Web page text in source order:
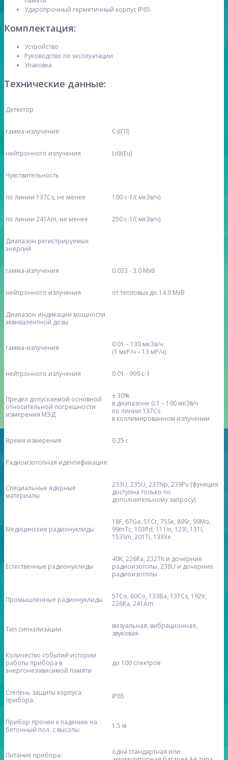
Ударопрочный герметичный корпус IP65
Комплектация:
Устройство
Руководство по эксплуатации
Упаковка
Технические данные:
Детектор
гамма-излучения CsI(Tl)
нейтронного излучения Li6I(Eu)
Чувствительность
по линии 137Сs, не менее 100 с-1/( мкЗв/ч)
по линии 241Am, не менее 250 с-1/( мкЗв/ч)
Диапазон регистрируемых
энергий
гамма-излучения 0.033 - 3.0 МэВ
нейтронного излучения от тепловых до 14.0 МэВ
Диапазон индикации мощности
эквивалентной дозы
гамма-излучения
0.01 – 130 мкЗв/ч
(1 мкР/ч – 13 мР/ч)
нейтронного излучения 0.01 - 999 с-1
Предел допускаемой основной
относительной погрешности
измерения МЭД
± 30%
в диапазоне 0.1 – 100 мкЗв/ч
по линии 137Cs
в коллимированном излучении
Время измерения 0.25 с
Радиоизотопная идентификация:
Специальные ядерные
материалы
233U, 235U, 237Np, 239Pu (функция
доступна только по
дополнительному запросу)
Медицинские радионуклиды
18F, 67Ga, 51Сr, 75Se, 89Sr, 99Mo,
99mTc, 103Pd, 111In, 123I, 131I,
153Sm, 201Ti, 133Xe
Естественные радионуклиды
40K, 226Ra, 232Th и дочерние
радиоизотопы, 238U и дочерние
радиоизотопы
Промышленные радионуклиды
57Co, 60Co, 133Ba, 137Cs, 192Ir,
226Ra, 241Am
Тип сигнализации
визуальная, вибрационная,
звуковая
Количество событий истории
работы прибора в
энергонезависимой памяти
до 100 спектров
Степень защиты корпуса
прибора
IP65
Прибор прочен к падению на
бетонный пол. с высоты:
1.5 м
Питание прибора:
одна стандартная или